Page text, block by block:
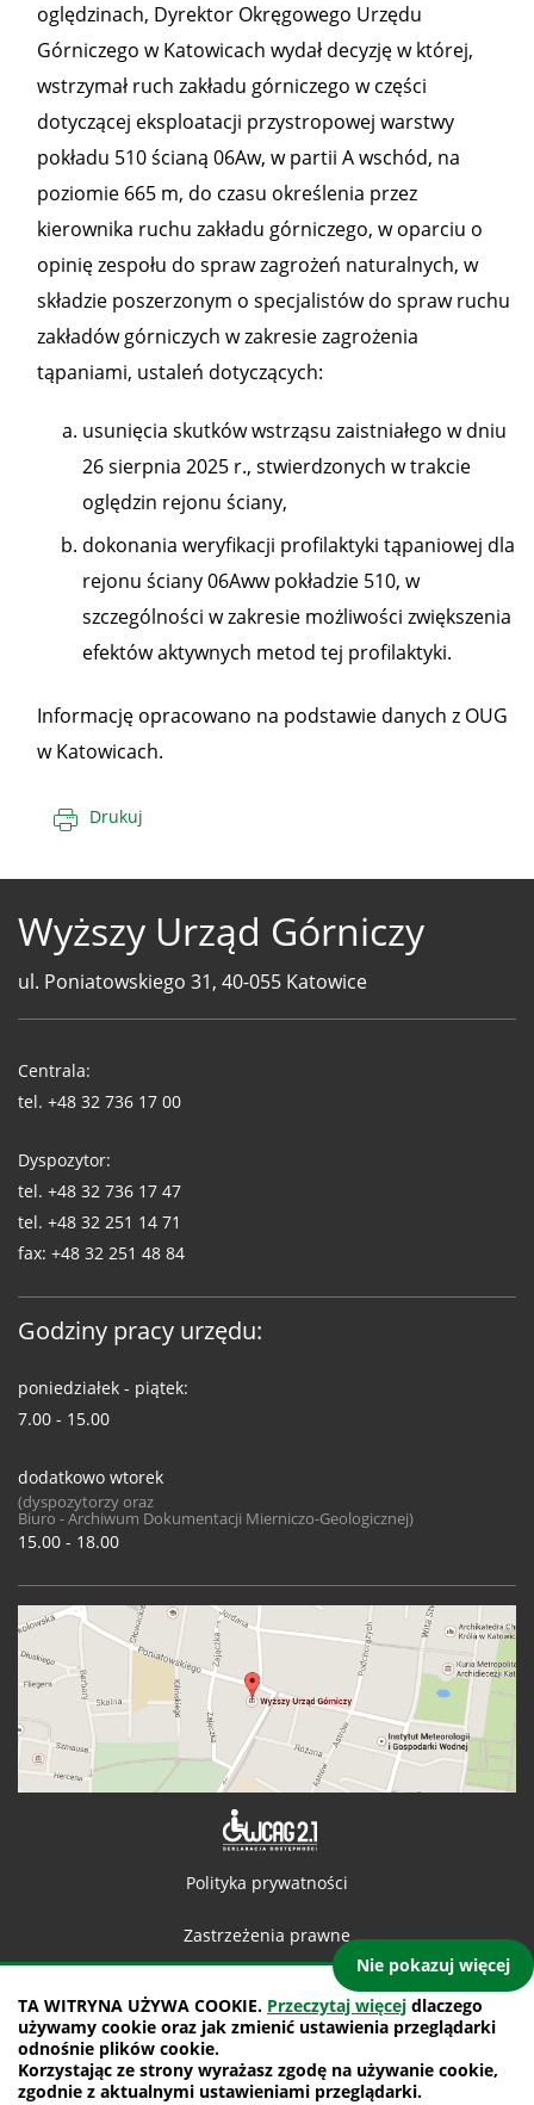
TA WITRYNA UŻYWA COOKIE. Przeczytaj więcej dlaczego
używamy cookie oraz jak zmienić ustawienia przeglądarki
odnośnie plików cookie.
Korzystając ze strony wyrażasz zgodę na używanie cookie,
zgodnie z aktualnymi ustawieniami przeglądarki.
Nie pokazuj więcej
oględzinach, Dyrektor Okręgowego Urzędu
Górniczego w Katowicach wydał decyzję w której,
wstrzymał ruch zakładu górniczego w części
dotyczącej eksploatacji przystropowej warstwy
pokładu 510 ścianą 06Aw, w partii A wschód, na
poziomie 665 m, do czasu określenia przez
kierownika ruchu zakładu górniczego, w oparciu o
opinię zespołu do spraw zagrożeń naturalnych, w
składzie poszerzonym o specjalistów do spraw ruchu
zakładów górniczych w zakresie zagrożenia
tąpaniami, ustaleń dotyczących:
usunięcia skutków wstrząsu zaistniałego w dniu
26 sierpnia 2025 r., stwierdzonych w trakcie
oględzin rejonu ściany,
dokonania weryfikacji profilaktyki tąpaniowej dla
rejonu ściany 06Aww pokładzie 510, w
szczególności w zakresie możliwości zwiększenia
efektów aktywnych metod tej profilaktyki.
Informację opracowano na podstawie danych z OUG
w Katowicach.
Drukuj
Wyższy Urząd Górniczy
ul. Poniatowskiego 31, 40-055 Katowice
WUG
Centrala:
tel. +48 32 736 17 00
Dyspozytor:
tel. +48 32 736 17 47
tel. +48 32 251 14 71
fax: +48 32 251 48 84
Godziny pracy urzędu:
poniedziałek - piątek:
7.00 - 15.00
dodatkowo wtorek
(dyspozytorzy oraz
Biuro - Archiwum Dokumentacji Mierniczo-Geologicznej)
15.00 - 18.00
Polityka prywatności
Zastrzeżenia prawne
Mapa witryny
projekt: IntraCOM.pl